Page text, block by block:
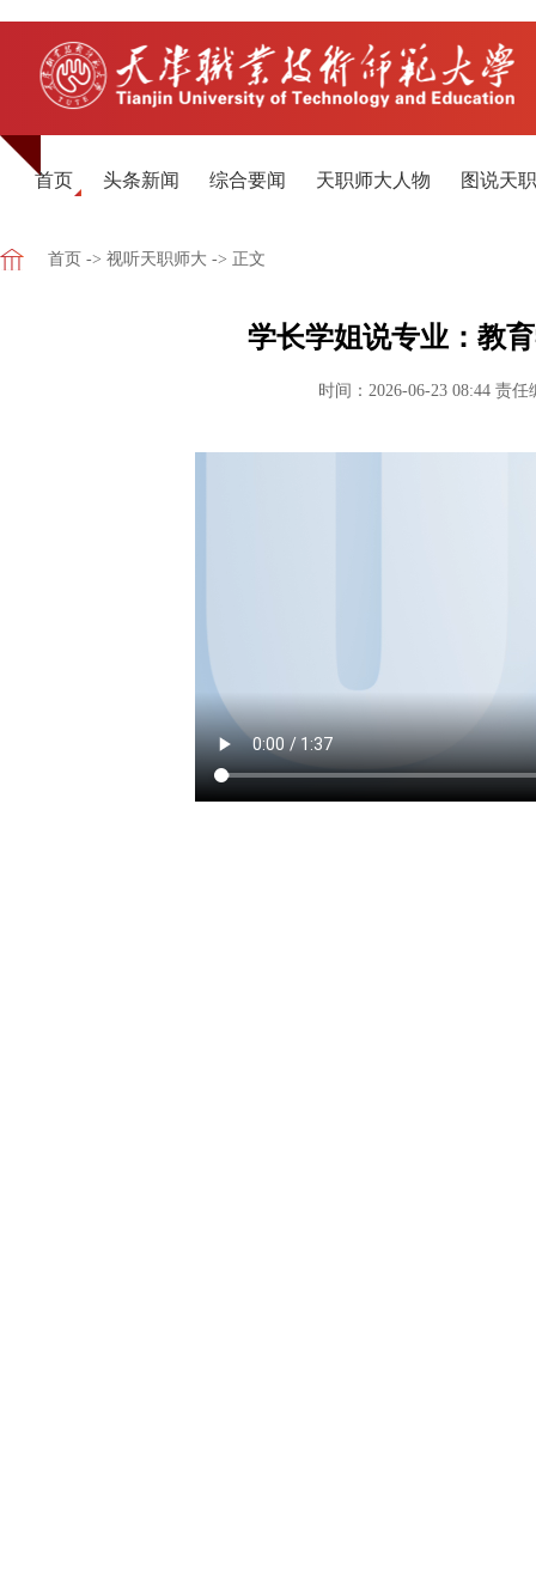
首页 头条新闻 综合要闻 天职师大人物 图说天
首页 -> 视听天职师大 -> 正文
学长学姐说专业：教
时间：2026-06-23 08:44 责任